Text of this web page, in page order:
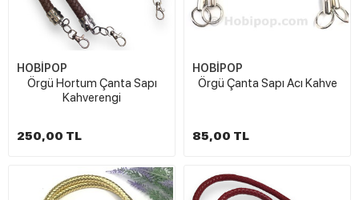
HOBİPOP
Örgü Hortum Çanta Sapı
Kahverengi
250,00 TL
HOBİPOP
Örgü Çanta Sapı Acı Kahve
85,00 TL